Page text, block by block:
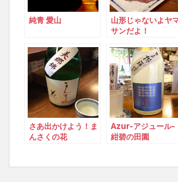
純青 愛山
山形じゃないよヤ
サンだよ！
さあ出かけよう！ま
んさくの花
Azur-アジュール-
紺碧の田園